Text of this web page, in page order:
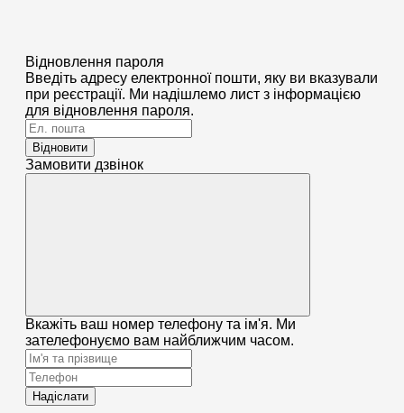
Відновлення пароля
Введіть адресу електронної пошти, яку ви вказували
при реєстрації. Ми надішлемо лист з інформацією
для відновлення пароля.
Відновити
Замовити дзвінок
Вкажіть ваш номер телефону та ім'я. Ми
зателефонуємо вам найближчим часом.
Надіслати